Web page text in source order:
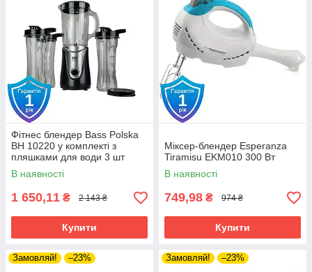
Фітнес блендер Bass Polska
BH 10220 у комплекті з
пляшками для води 3 шт
В наявності
1 650,11 ₴ 2 143 ₴
Купити
Міксер-блендер Esperanza
Tiramisu EKM010 300 Вт
В наявності
749,98 ₴ 974 ₴
Купити
Замовляй! –23% Замовляй! –23%